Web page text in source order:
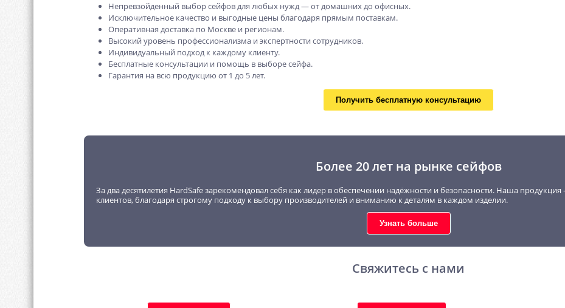
Непревзойденный выбор сейфов для любых нужд — от домашних до офисных.
Исключительное качество и выгодные цены благодаря прямым поставкам.
Оперативная доставка по Москве и регионам.
Высокий уровень профессионализма и экспертности сотрудников.
Индивидуальный подход к каждому клиенту.
Бесплатные консультации и помощь в выборе сейфа.
Гарантия на всю продукцию от 1 до 5 лет.
Получить бесплатную консультацию
Более 20 лет на рынке сейфов
За два десятилетия HardSafe зарекомендовал себя как лидер в обеспечении надёжности и безопасности. Наша продукция
клиентов, благодаря строгому подходу к выбору производителей и вниманию к деталям в каждом изделии.
Узнать больше
Свяжитесь с нами